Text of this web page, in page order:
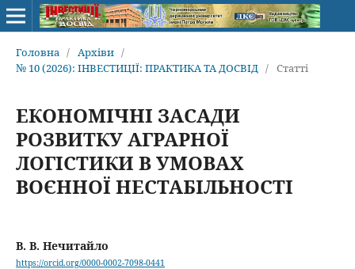
Головна / Архіви /
№ 10 (2026): ІНВЕСТИЦІЇ: ПРАКТИКА ТА ДОСВІД / Статті
ЕКОНОМІЧНІ ЗАСАДИ
РОЗВИТКУ АГРАРНОЇ
ЛОГІСТИКИ В УМОВАХ
ВОЄННОЇ НЕСТАБІЛЬНОСТІ
В. В. Нечитайло
https://orcid.org/0000-0002-7098-0441